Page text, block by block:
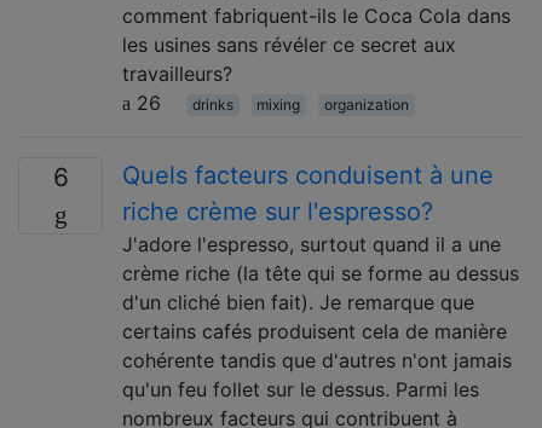
comment fabriquent-ils le Coca Cola dans
les usines sans révéler ce secret aux
travailleurs?
26
drinks mixing organization
6
Quels facteurs conduisent à une
riche crème sur l'espresso?
J'adore l'espresso, surtout quand il a une
crème riche (la tête qui se forme au dessus
d'un cliché bien fait). Je remarque que
certains cafés produisent cela de manière
cohérente tandis que d'autres n'ont jamais
qu'un feu follet sur le dessus. Parmi les
nombreux facteurs qui contribuent à